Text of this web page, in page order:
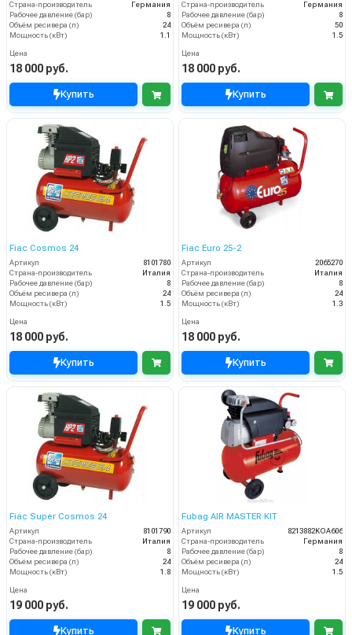
Страна-производитель
Германия
Рабочее давление (бар)
8
Объём ресивера (л)
24
Мощность (кВт)
1.1
Цена
18 000 руб.
Купить
Страна-производитель
Германия
Рабочее давление (бар)
8
Объём ресивера (л)
50
Мощность (кВт)
1.5
Цена
18 000 руб.
Купить
Fiac Cosmos 24
Артикул
8101780
Страна-производитель
Италия
Рабочее давление (бар)
8
Объём ресивера (л)
24
Мощность (кВт)
1.5
Цена
18 000 руб.
Купить
Fiac Euro 25-2
Артикул
2065270
Страна-производитель
Италия
Рабочее давление (бар)
8
Объём ресивера (л)
24
Мощность (кВт)
1.3
Цена
18 000 руб.
Купить
Fiac Super Cosmos 24
Артикул
8101790
Страна-производитель
Италия
Рабочее давление (бар)
8
Объём ресивера (л)
24
Мощность (кВт)
1.8
Цена
19 000 руб.
Купить
Fubag AIR MASTER KIT
Артикул
8213882KOA606
Страна-производитель
Германия
Рабочее давление (бар)
8
Объём ресивера (л)
24
Мощность (кВт)
1.5
Цена
19 000 руб.
Купить